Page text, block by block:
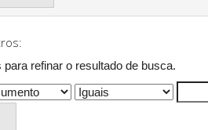
para refinar o resultado de busca.